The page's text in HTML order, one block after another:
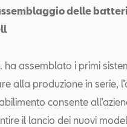
delle
ha assemblato i primi
alla produzione in serie,
consente
il lancio dei nuovi